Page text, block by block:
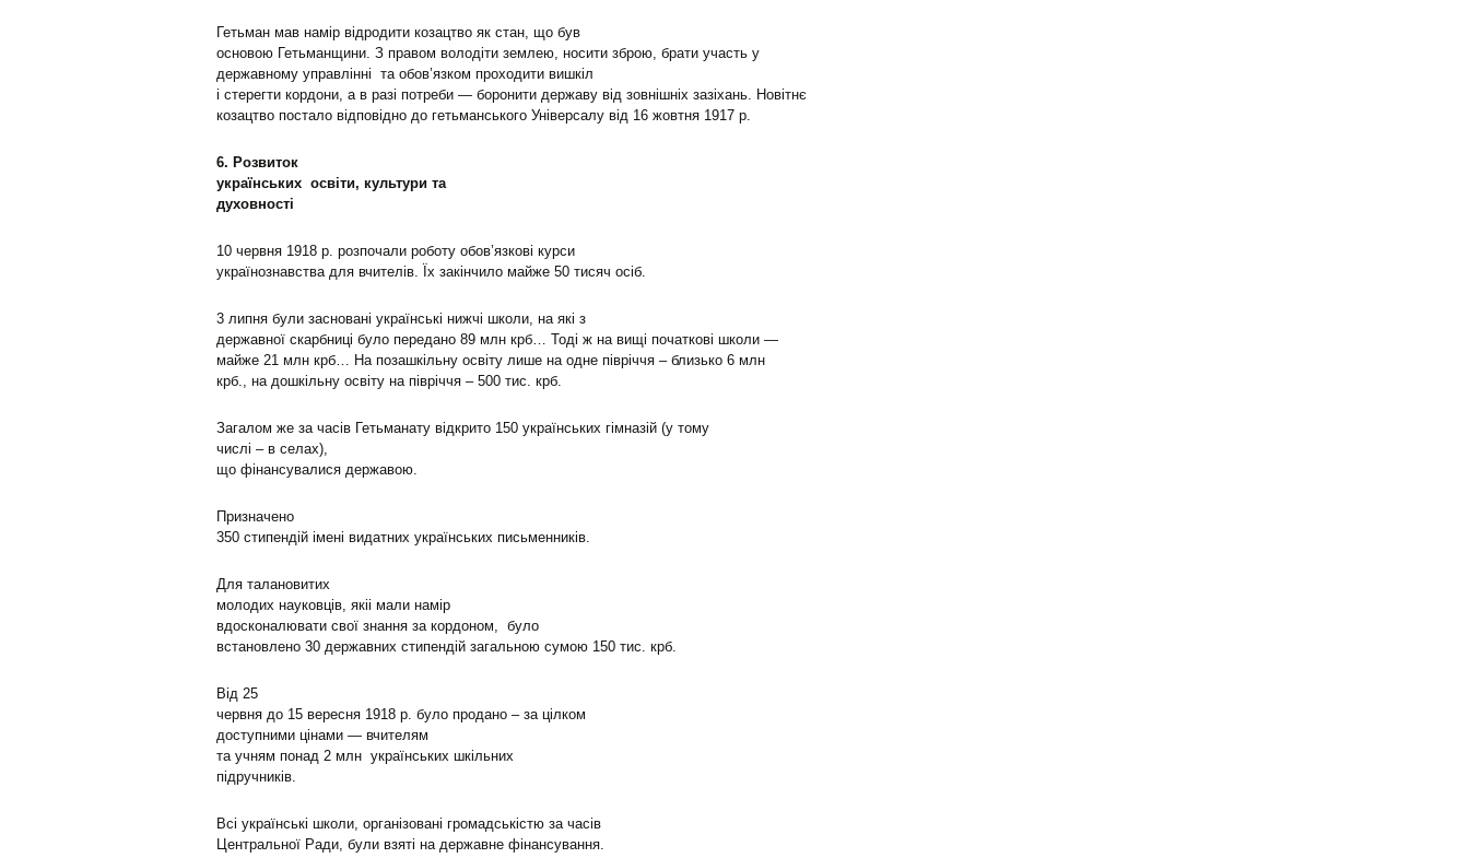
Гетьман мав намір відродити козацтво як стан, що був
основою Гетьманщини. З правом володіти землею, носити зброю, брати участь у
державному управлінні та обов’язком проходити вишкіл
і стерегти кордони, а в разі потреби — боронити державу від зовнішніх зазіхань. Новітнє
козацтво постало відповідно до гетьманського Універсалу від 16 жовтня 1917 р.
6. Розвиток
українських освіти, культури та
духовності
10 червня 1918 р. розпочали роботу обов’язкові курси
українознавства для вчителів. Їх закінчило майже 50 тисяч осіб.
3 липня були засновані українські нижчі школи, на які з
державної скарбниці було передано 89 млн крб… Тоді ж на вищі початкові школи —
майже 21 млн крб… На позашкільну освіту лише на одне півріччя – близько 6 млн
крб., на дошкільну освіту на півріччя – 500 тис. крб.
Загалом же за часів Гетьманату відкрито 150 українських гімназій (у тому
числі – в селах),
що фінансувалися державою.
Призначено
350 стипендій імені видатних українських письменників.
Для талановитих
молодих науковців, якіі мали намір
вдосконалювати свої знання за кордоном, було
встановлено 30 державних стипендій загальною сумою 150 тис. крб.
Від 25
червня до 15 вересня 1918 р. було продано – за цілком
доступними цінами — вчителям
та учням понад 2 млн українських шкільних
підручників.
Всі українські школи, організовані громадськістю за часів
Центральної Ради, були взяті на державне фінансування.